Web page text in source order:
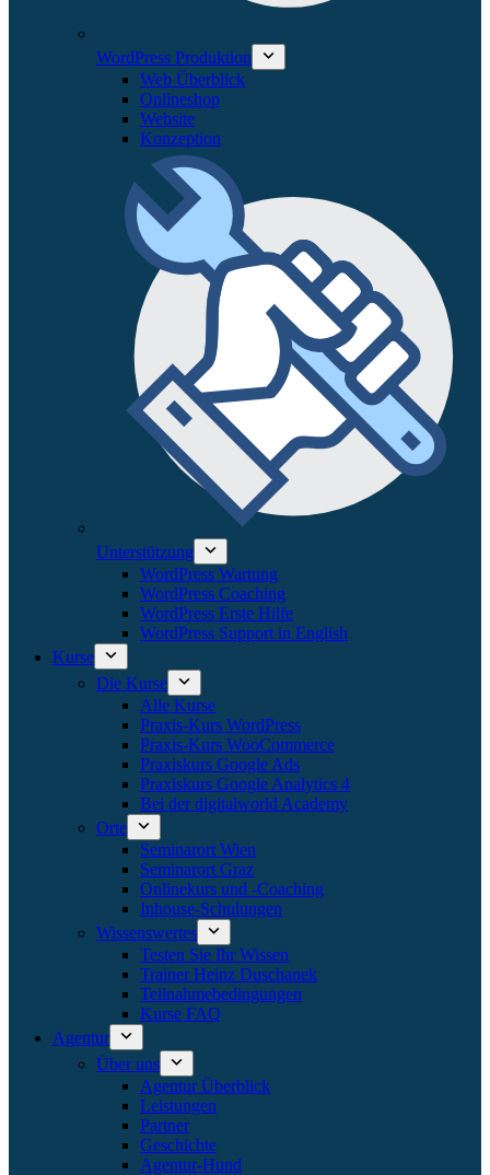
WordPress Produktion
Web Überblick
Onlineshop
Website
Konzeption
Unterstützung
WordPress Wartung
WordPress Coaching
WordPress Erste Hilfe
WordPress Support in English
Kurse
Die Kurse
Alle Kurse
Praxis-Kurs WordPress
Praxis-Kurs WooCommerce
Praxiskurs Google Ads
Praxiskurs Google Analytics 4
Bei der digitalworld Academy
Orte
Seminarort Wien
Seminarort Graz
Onlinekurs und -Coaching
Inhouse-Schulungen
Wissenswertes
Testen Sie Ihr Wissen
Trainer Heinz Duschanek
Teilnahmebedingungen
Kurse FAQ
Agentur
Über uns
Agentur Überblick
Leistungen
Partner
Geschichte
Agentur-Hund